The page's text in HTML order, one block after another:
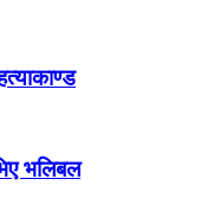
भलिबल